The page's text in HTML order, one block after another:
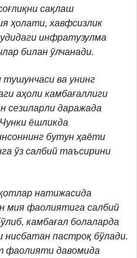
сақлаш
ҳолати, хавфсизлик
инфратузулма
билан ўлчанади.
тушунчаси ва унинг
аҳоли камбағаллиги
сезиларли даражада
ёшликда
бутун ҳаёти
ўз салбий таъсирини
натижасида
мия фаолиятига салбий
камбағал болаларда
пастроқ бўлади.
фаолияти давомида